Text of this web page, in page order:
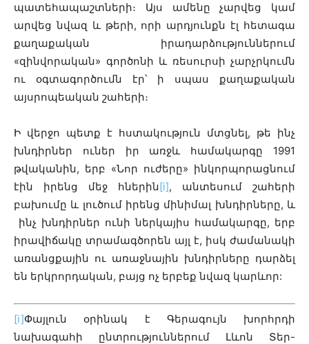
պատեհապաշտների։ Այս ամենը չարվեց կամ
արվեց նվազ և թերի, որի արդյունքն էլ հետագա
քաղաքական իրադարձություններում
«զինվորական» գործոնի և ռեսուրսի չարչրկումն
ու օգտագործումն էր՝ ի սպաս քաղաքական
այսրոպեական շահերի։
Ի վերջո պետք է հստակություն մտցնել, թե ինչ
խնդիրներ ուներ իր առջև համակարգը 1991
թվականին, երբ «Նոր ուժերը» ինկորպորացնում
էին իրենց մեջ հներին[i], անտեսում շահերի
բախումը և լուծում իրենց մինիմալ խնդիրները, և
ինչ խնդիրներ ունի ներկայիս համակարգը, երբ
իրավիճակը տրամագծորեն այլ է, իսկ ժամանակի
առանցքային ու առաջնային խնդիրները դարձել
են երկրորդական, բայց ոչ երբեք նվազ կարևոր:
[i]Փայլուն օրինակ է Գերագույն խորհրդի
նախագահի ընտրություններում Լևոն Տեր-